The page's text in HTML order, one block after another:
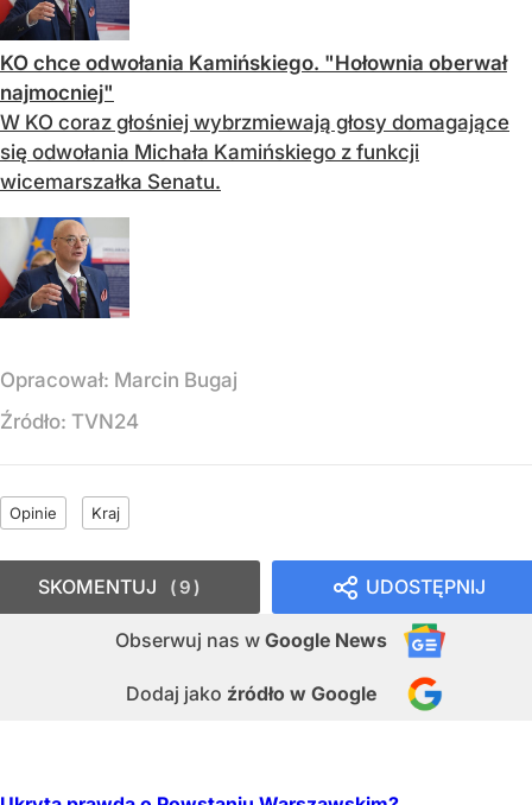
KO chce odwołania Kamińskiego. "Hołownia oberwał
najmocniej"
W KO coraz głośniej wybrzmiewają głosy domagające
się odwołania Michała Kamińskiego z funkcji
wicemarszałka Senatu.
Opracował: Marcin Bugaj
Źródło: TVN24
Opinie Kraj
UDOSTĘPNIJ
Obserwuj nas w Google News
Dodaj jako źródło w Google
SKOMENTUJ 9